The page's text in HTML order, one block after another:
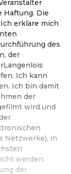
Haftung. Die
erkläre mich
des
der
Ich kann
Ich bin damit
der
wird und
Netzwerke), in
werden.
der